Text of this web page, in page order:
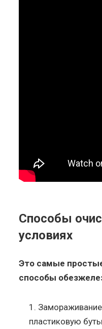
Способы
условиях
Это самые
способы
пластиковую